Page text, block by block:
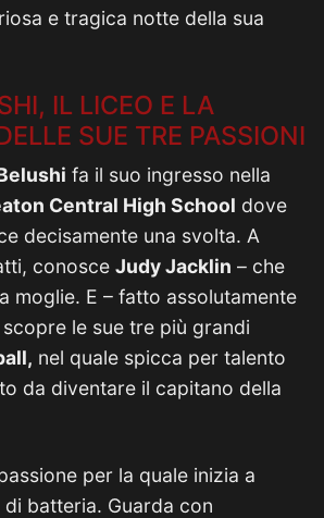
e tragica notte della sua
IL LICEO E LA
SUE TRE PASSIONI
fa il suo ingresso nella
Central High School dove
decisamente una svolta. A
conosce Judy Jacklin – che
moglie. E – fatto assolutamente
le sue tre più grandi
nel quale spicca per talento
da diventare il capitano della
per la quale inizia a
batteria. Guarda con